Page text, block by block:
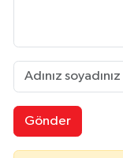
Gönder